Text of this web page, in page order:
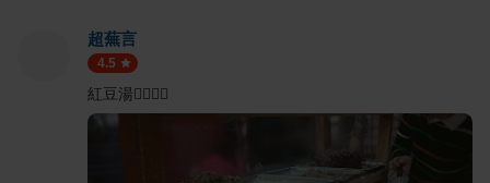
超蕪言
4.5
紅豆湯👍🏻👍🏻